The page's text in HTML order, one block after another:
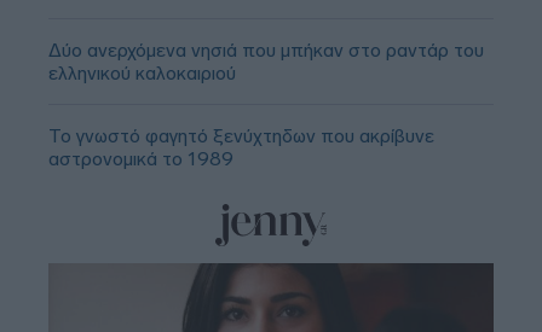
Δύο ανερχόμενα νησιά που μπήκαν στο ραντάρ του
ελληνικού καλοκαιριού
Το γνωστό φαγητό ξενύχτηδων που ακρίβυνε
αστρονομικά το 1989